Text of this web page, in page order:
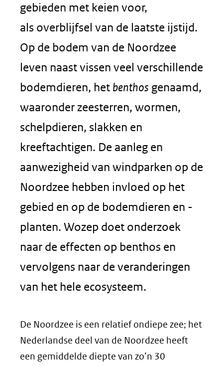
gebieden met keien voor,
als overblijfsel van de laatste ijstijd.
Op de bodem van de Noordzee
leven naast vissen veel verschillende
bodemdieren, het benthos genaamd,
waaronder zeesterren, wormen,
schelpdieren, slakken en
kreeftachtigen. De aanleg en
aanwezigheid van windparken op de
Noordzee hebben invloed op het
gebied en op de bodemdieren en -
planten. Wozep doet onderzoek
naar de effecten op benthos en
vervolgens naar de veranderingen
van het hele ecosysteem.
De Noordzee is een relatief ondiepe zee; het
Nederlandse deel van de Noordzee heeft
een gemiddelde diepte van zo’n 30